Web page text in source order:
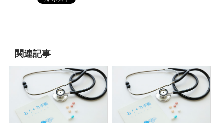
関連記事